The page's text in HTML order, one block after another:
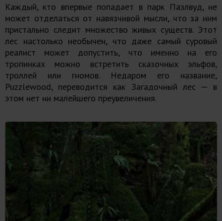
Каждый, кто впервые попадает в парк Пазлвуд, не
может отделаться от навязчивой мысли, что за ним
пристально следит множество живых существ. Этот
лес настолько необычен, что даже самый суровый
реалист может допустить, что именно на его
тропинках можно встретить сказочных эльфов,
троллей или гномов. Недаром его название,
Puzzlewood, переводится как Загадочный лес — в
этом нет ни малейшего преувеличения.